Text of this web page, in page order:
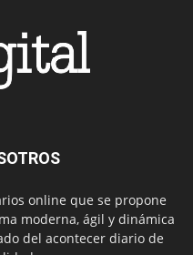
online que se propone
moderna, ágil y dinámica
del acontecer diario de